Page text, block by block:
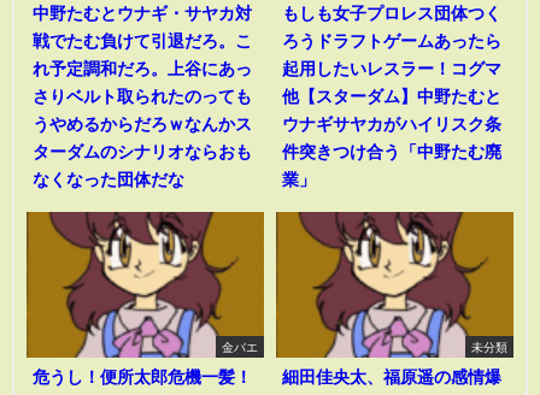
中野たむとウナギ・サヤカ対
戦でたむ負けて引退だろ。こ
れ予定調和だろ。上谷にあっ
さりベルト取られたのっても
うやめるからだろｗなんかス
ターダムのシナリオならおも
なくなった団体だな
もしも女子プロレス団体つく
ろうドラフトゲームあったら
起用したいレスラー！コグマ
他【スターダム】中野たむと
ウナギサヤカがハイリスク条
件突きつけ合う「中野たむ廃
業」
金バエ
危うし！便所太郎危機一髪！
未分類
細田佳央太、福原遥の感情爆